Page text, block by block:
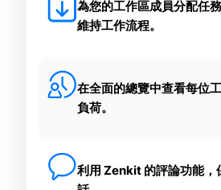
為您的工作區成員分配任
維持工作流程。
在全面的總覽中查看每位
負荷。
利用 Zenkit 的評論功能，